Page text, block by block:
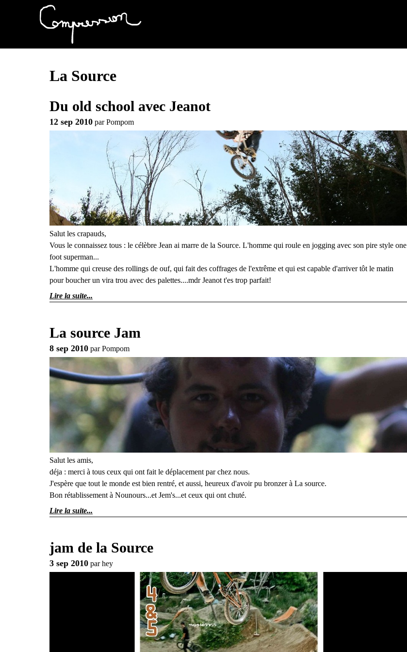
La Source
Du old school avec Jeanot
12 sep 2010 parPompom
Salut les crapauds,
Vous le connaissez tous : le célèbre Jean ai marre de la Source. L'homme qui roule en jogging avec son pire style one
foot superman...
L'homme qui creuse des rollings de ouf, qui fait des coffrages de l'extrême et qui est capable d'arriver tôt le matin
pour boucher un vira trou avec des palettes....mdr Jeanot t'es trop parfait!
Lire la suite
La source Jam
8 sep 2010 parPompom
Salut les amis,
déja : merci à tous ceux qui ont fait le déplacement par chez nous.
J'espère que tout le monde est bien rentré, et aussi, heureux d'avoir pu bronzer à La source.
Bon rétablissement à Nounours...et Jem's...et ceux qui ont chuté.
Lire la suite
jam de la Source
3 sep 2010 parhey